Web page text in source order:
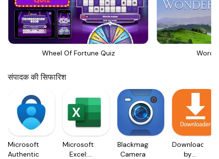
Wheel Of Fortune Quiz
संपादक की सिफारिश
Microsoft
Authenticator
Microsoft
Excel:
Blackmagic
Camera
Downloader
by